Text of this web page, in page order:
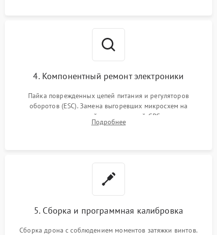
4. Компонентный ремонт электроники
Пайка поврежденных цепей питания и регуляторов
оборотов (ESC). Замена выгоревших микросхем на
материнской плате, модулей GPS
Подробнее
5. Сборка и программная калибровка
Сборка дрона с соблюдением моментов затяжки винтов.